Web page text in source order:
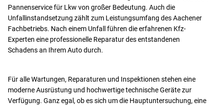
Pannenservice für Lkw von großer Bedeutung. Auch die
Unfallinstandsetzung zählt zum Leistungsumfang des Aachener
Fachbetriebs. Nach einem Unfall führen die erfahrenen Kfz-
Experten eine professionelle Reparatur des entstandenen
Schadens an Ihrem Auto durch.
Für alle Wartungen, Reparaturen und Inspektionen stehen eine
moderne Ausrüstung und hochwertige technische Geräte zur
Verfügung. Ganz egal, ob es sich um die Hauptuntersuchung, eine